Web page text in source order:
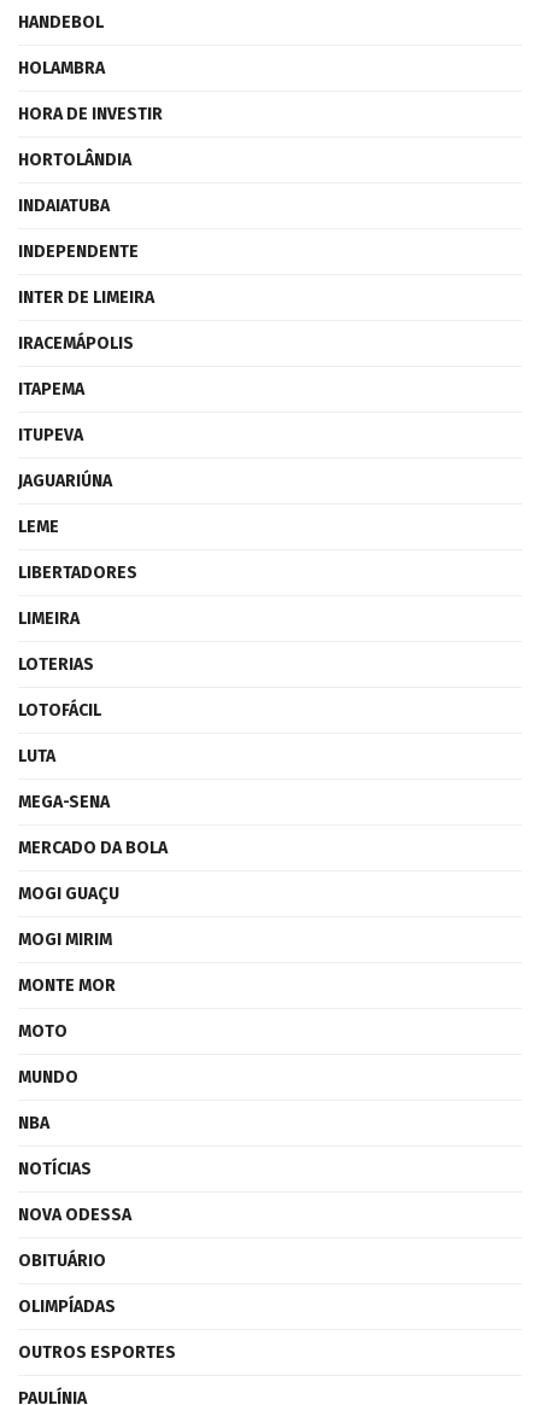
HANDEBOL
HOLAMBRA
HORA DE INVESTIR
HORTOLÂNDIA
INDAIATUBA
INDEPENDENTE
INTER DE LIMEIRA
IRACEMÁPOLIS
ITAPEMA
ITUPEVA
JAGUARIÚNA
LEME
LIBERTADORES
LIMEIRA
LOTERIAS
LOTOFÁCIL
LUTA
MEGA-SENA
MERCADO DA BOLA
MOGI GUAÇU
MOGI MIRIM
MONTE MOR
MOTO
MUNDO
NBA
NOTÍCIAS
NOVA ODESSA
OBITUÁRIO
OLIMPÍADAS
OUTROS ESPORTES
PAULÍNIA